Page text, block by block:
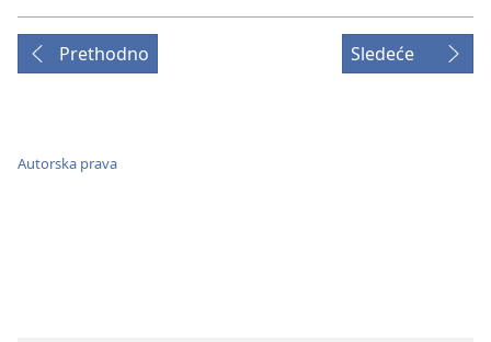
Prethodno Sledeće
Autorska prava